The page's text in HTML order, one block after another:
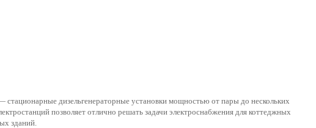
дизельгенераторные установки мощностью от пары до нескольких
позволяет отлично решать задачи электроснабжения для коттеджных
зданий.